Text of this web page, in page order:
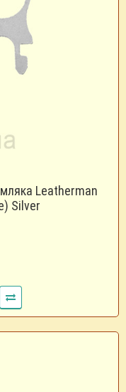
Leatherman
Silver